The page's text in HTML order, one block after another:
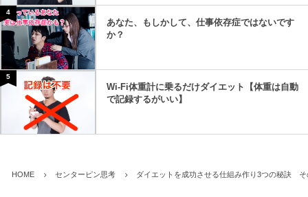
4
あなた、もしかして、仕事依存症ではないです
か？
5
Wi-Fi体重計に乗るだけダイエット【体重は自動
で記録するがいい】
HOME センターピン思考 ダイエットを成功させる仕組み作り3つの秘訣